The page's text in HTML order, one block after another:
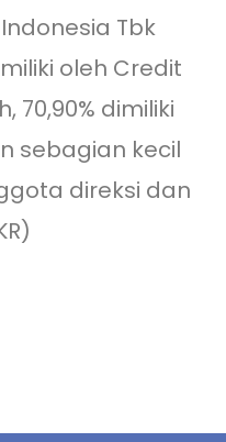
Tbk
oleh Credit
70,90% dimiliki
sebagian kecil
direksi dan